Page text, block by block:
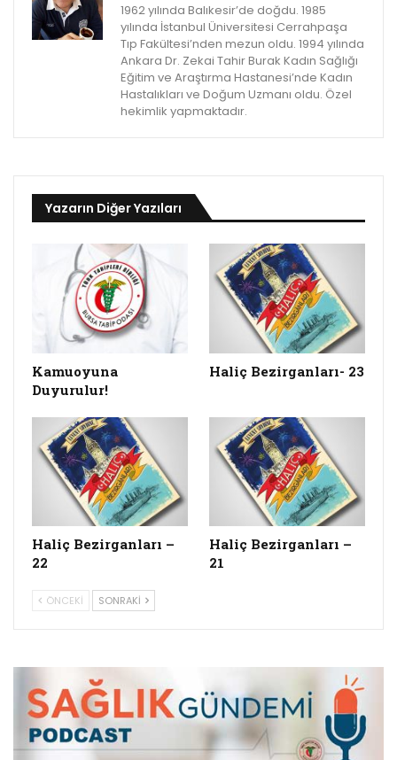
1962 yılında Balıkesir’de doğdu. 1985
yılında İstanbul Üniversitesi Cerrahpaşa
Tıp Fakültesi’nden mezun oldu. 1994 yılında
Ankara Dr. Zekai Tahir Burak Kadın Sağlığı
Eğitim ve Araştırma Hastanesi’nde Kadın
Hastalıkları ve Doğum Uzmanı oldu. Özel
hekimlik yapmaktadır.
Yazarın Diğer Yazıları
Kamuoyuna
Duyurulur!
Haliç Bezirganları- 23
Haliç Bezirganları –
22
Haliç Bezirganları –
21
ÖNCEKI SONRAKI